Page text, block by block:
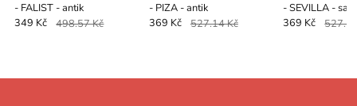
- FALIST - antik
349 Kč 498.57 Kč
- PIZA - antik
369 Kč 527.14 Kč
- SEVILLA -
369 Kč